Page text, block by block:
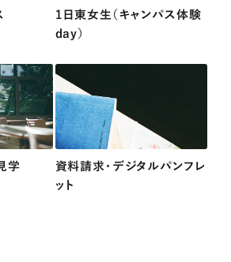
1日東女生（キャンパス体験
day）
学
資料請求・デジタルパンフレ
ット